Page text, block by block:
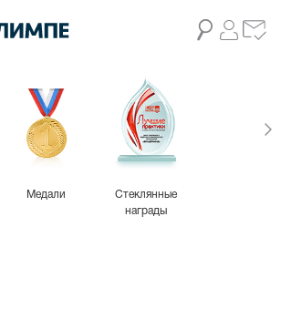
Медали
Стеклянные
награды